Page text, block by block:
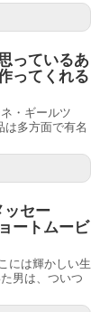
っているあ
ってくれる
・ギールツ
は多方面で有名
ッセー
ートムービ
には輝かしい生
男は、ついつ